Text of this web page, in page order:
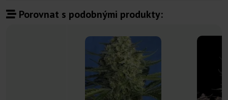
Porovnat s podobnými produkty: